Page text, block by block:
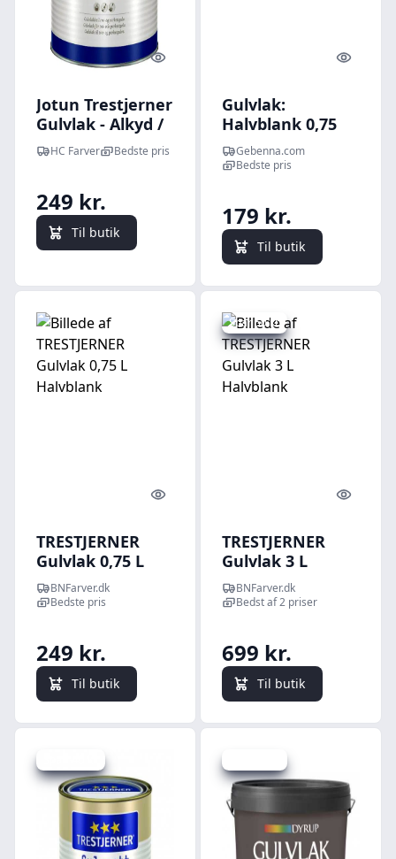
Quick look
Jotun Trestjerner
Gulvlak - Alkyd /
Oliebaseret -
Halvblank
HC Farver Bedste pris
249 kr.
Til butik
Quick
Gulvlak:
Halvblank 0,75
liter
Gebenna.com
Bedste pris
179 kr.
Til butik
Quick look
TRESTJERNER
Gulvlak 0,75 L
Halvblank
BNFarver.dk
Bedste pris
249 kr.
Til butik
Spar 50 kr.
Quick
TRESTJERNER
Gulvlak 3 L
Halvblank
BNFarver.dk
Bedst af 2 priser
699 kr.
Til butik